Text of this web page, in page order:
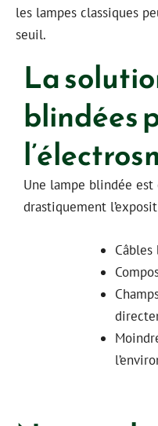
les lampes classiques
seuil.
La
blindées
Une lampe blindée
drastiquement